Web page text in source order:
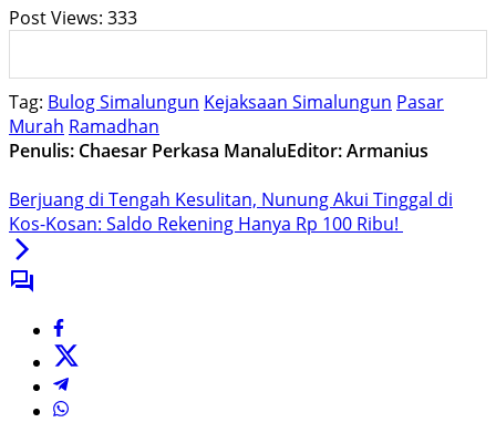
Post Views: 333
Tag: Bulog Simalungun Kejaksaan Simalungun Pasar
Murah Ramadhan
Penulis: Chaesar Perkasa ManaluEditor: Armanius
Berjuang di Tengah Kesulitan, Nunung Akui Tinggal di
Kos-Kosan: Saldo Rekening Hanya Rp 100 Ribu!